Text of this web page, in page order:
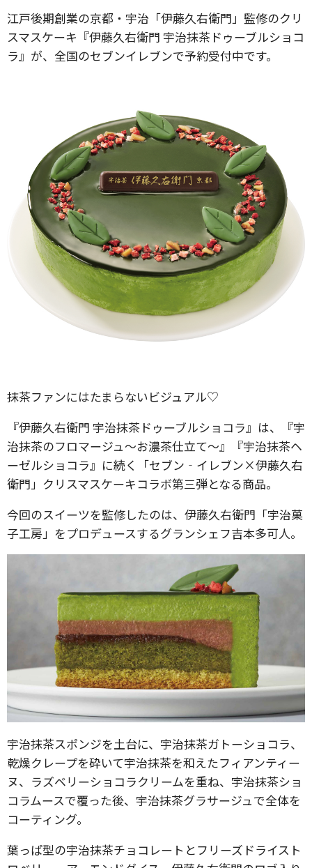
江戸後期創業の京都・宇治「伊藤久右衛門」監修のクリ
スマスケーキ『伊藤久右衛門 宇治抹茶ドゥーブルショコ
ラ』が、全国のセブンイレブンで予約受付中です。
抹茶ファンにはたまらないビジュアル♡
『伊藤久右衛門 宇治抹茶ドゥーブルショコラ』は、『宇
治抹茶のフロマージュ～お濃茶仕立て～』『宇治抹茶ヘ
ーゼルショコラ』に続く「セブン‐イレブン×伊藤久右
衛門」クリスマスケーキコラボ第三弾となる商品。
今回のスイーツを監修したのは、伊藤久右衛門「宇治菓
子工房」をプロデュースするグランシェフ吉本多可人。
宇治抹茶スポンジを土台に、宇治抹茶ガトーショコラ、
乾燥クレープを砕いて宇治抹茶を和えたフィアンティー
ヌ、ラズベリーショコラクリームを重ね、宇治抹茶ショ
コラムースで覆った後、宇治抹茶グラサージュで全体を
コーティング。
葉っぱ型の宇治抹茶チョコレートとフリーズドライスト